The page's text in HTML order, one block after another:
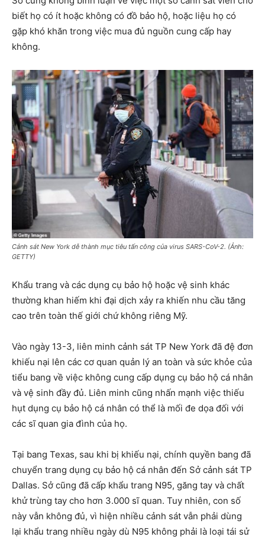
biết họ có ít hoặc không có đồ bảo hộ, hoặc liệu họ có
gặp khó khăn trong việc mua đủ nguồn cung cấp hay
không.
Cảnh sát New York dễ thành mục tiêu tấn công của virus SARS-CoV-2. (Ảnh:
GETTY)
Khẩu trang và các dụng cụ bảo hộ hoặc vệ sinh khác
thường khan hiếm khi đại dịch xảy ra khiến nhu cầu tăng
cao trên toàn thế giới chứ không riêng Mỹ.
Vào ngày 13-3, liên minh cảnh sát TP New York đã đệ đơn
khiếu nại lên các cơ quan quản lý an toàn và sức khỏe của
tiểu bang về việc không cung cấp dụng cụ bảo hộ cá nhân
và vệ sinh đầy đủ. Liên minh cũng nhấn mạnh việc thiếu
hụt dụng cụ bảo hộ cá nhân có thể là mối đe dọa đối với
các sĩ quan gia đình của họ.
Tại bang Texas, sau khi bị khiếu nại, chính quyền bang đã
chuyển trang dụng cụ bảo hộ cá nhân đến Sở cảnh sát TP
Dallas. Sở cũng đã cấp khẩu trang N95, găng tay và chất
khử trùng tay cho hơn 3.000 sĩ quan. Tuy nhiên, con số
này vẫn không đủ, vì hiện nhiều cảnh sát vẫn phải dùng
lại khẩu trang nhiều ngày dù N95 không phải là loại tái sử